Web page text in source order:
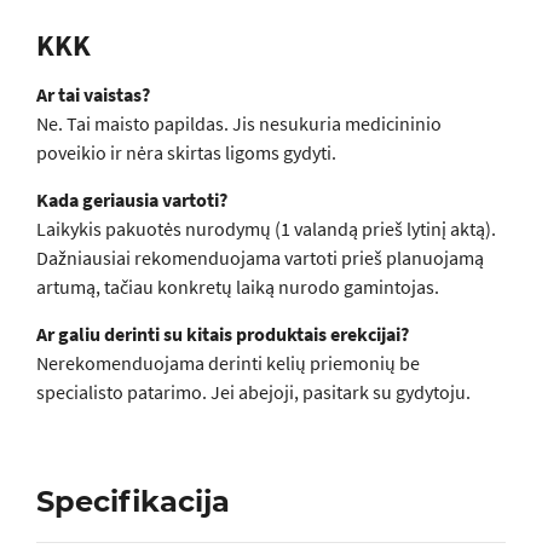
KKK
Ar tai vaistas?
Ne. Tai maisto papildas. Jis nesukuria medicininio
poveikio ir nėra skirtas ligoms gydyti.
Kada geriausia vartoti?
Laikykis pakuotės nurodymų (1 valandą prieš lytinį aktą).
Dažniausiai rekomenduojama vartoti prieš planuojamą
artumą, tačiau konkretų laiką nurodo gamintojas.
Ar galiu derinti su kitais produktais erekcijai?
Nerekomenduojama derinti kelių priemonių be
specialisto patarimo. Jei abejoji, pasitark su gydytoju.
Specifikacija